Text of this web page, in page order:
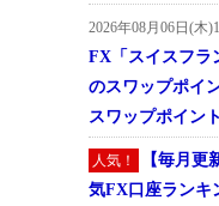
2026年08月06日(木
FX「スイスフラ
のスワップポイ
スワップポイン
人気！
【毎月
気FX口座ランキ